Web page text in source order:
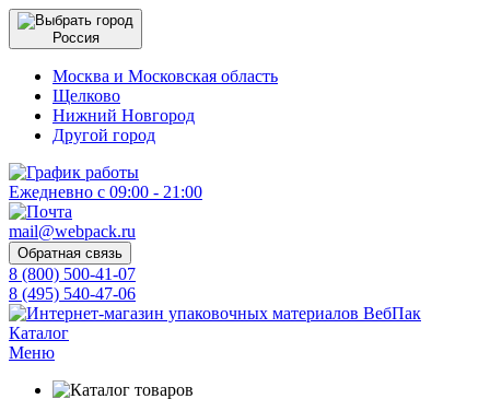
Россия
Москва и Московская область
Щелково
Нижний Новгород
Другой город
Ежедневно с 09:00 - 21:00
mail@webpack.ru
Обратная связь
8 (800) 500-41-07
8 (495) 540-47-06
Каталог
Меню